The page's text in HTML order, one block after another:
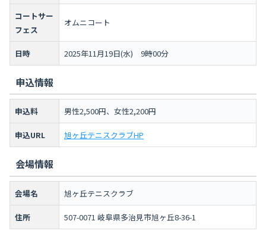
コートサー
フェス
オムニコート
日時 2025年11月19日(水) 9時00分
申込情報
申込料 男性2,500円、女性2,200円
申込URL 旭ヶ丘テニスクラブHP
会場情報
会場名 旭ヶ丘テニスクラブ
住所 507-0071 岐阜県多治見市旭ヶ丘8-36-1